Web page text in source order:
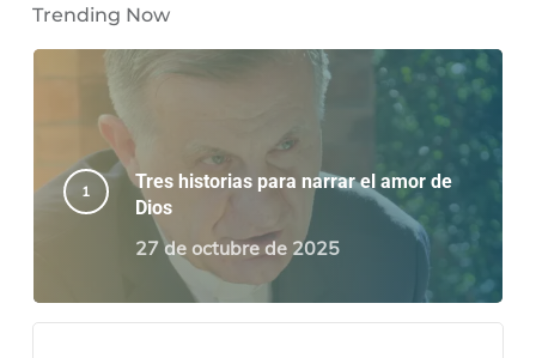
Trending Now
Tres historias para narrar el amor de
Dios
27 de octubre de 2025